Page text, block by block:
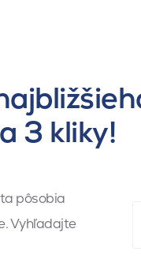
3 kliky!
pôsobia
Vyhľadajte